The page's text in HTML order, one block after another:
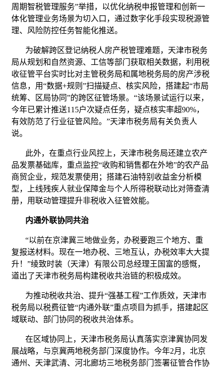
周期智税管理服务”举措，以优化纳税申报管理和创新一
体化管理业务场景为切入口，通过数字化手段实现税源管
理、风险防控任务智能化推送。
为破解跨区登记纳税人房产税管理难题，天津市税务
局从规划和自然资源、工信等部门获取相关数据，利用税
收征管平台实时比对主管税务局和属地税务局的房产涉税
信息，用“数据+规则”扫描疑点、核实风险，搭建起“市局
统筹、区局协同”的跨区征管场景。“该场景试运行以来，
今年已累计推送115户次疑点任务，疑点核实率超90%，
有效防范了行业征管风险。”天津市税务局有关负责人
说。
此外，在重点行业风控上，天津市税务局还建立农产
品发票基础库，重点监控“收购和销售都在外地”的农产品
商贸企业，规范发票使用；搭建石油特别收益金分析模
型，上线残疾人就业保障金与个人所得税联动比对筛查清
册，用联动管理提升非税收入征管效能。
内通外联协同共治
“以前在京津冀三地做业务，办税要跑三个地方、重
复报送材料。现在一地办税、三地互认，办税效率大大提
升！”绫致时装（天津）有限公司总经理王国富的感慨，
道出了天津市税务局构建税收共治链的积极成效。
为推动税收共治、提升“强基工程”工作质效，天津市
税务局以税费征管“内通外联”重点项目为抓手，搭建起区
域联动、部门协同的税收共治体系。
在区域协同上，天津市税务局认真落实京津冀协同发
展战略，与京冀两地税务部门深度协作。今年2月，北京
通州、天津武清、河北廊坊三地税务部门签署征管合作协